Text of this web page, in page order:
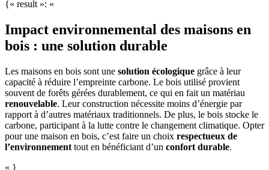
{« result »: «
Impact environnemental des maisons en
bois : une solution durable
Les maisons en bois sont une solution écologique grâce à leur
capacité à réduire l’empreinte carbone. Le bois utilisé provient
souvent de forêts gérées durablement, ce qui en fait un matériau
renouvelable. Leur construction nécessite moins d’énergie par
rapport à d’autres matériaux traditionnels. De plus, le bois stocke le
carbone, participant à la lutte contre le changement climatique. Opter
pour une maison en bois, c’est faire un choix respectueux de
l’environnement tout en bénéficiant d’un confort durable.
« }